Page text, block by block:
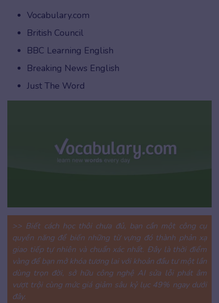
Vocabulary.com
British Council
BBC Learning English
Breaking News English
Just The Word
>> Biết cách học thôi chưa đủ, bạn cần một công cụ
quyền năng để biến những từ vựng đó thành phản xạ
giao tiếp tự nhiên và chuẩn xác nhất. Đây là thời điểm
vàng để bạn mở khóa tương lai với khoản đầu tư một lần
dùng trọn đời, sở hữu công nghệ AI sửa lỗi phát âm
vượt trội cùng mức giá giảm sâu kỷ lục 49% ngay dưới
đây.